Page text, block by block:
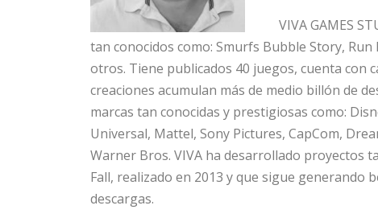
VIVA GAMES
tan conocidos como: Smurfs Bubble Story,
otros. Tiene publicados 40 juegos, cuenta con
creaciones acumulan más de medio billón de
marcas tan conocidas y prestigiosas como:
Universal, Mattel, Sony Pictures, CapCom,
Warner Bros. VIVA ha desarrollado proyectos
Fall, realizado en 2013 y que sigue generando
descargas.